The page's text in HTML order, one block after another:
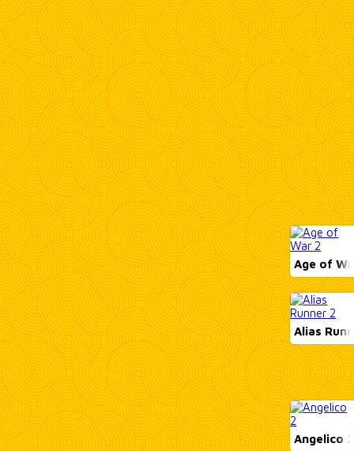
Age of
Alias
Angelico 2